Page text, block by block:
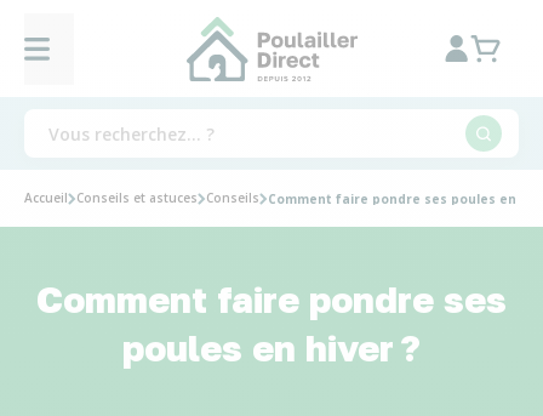
Accueil Conseils et astuces Conseils Comment faire pondre ses poules en
Comment faire pondre ses
poules en hiver ?